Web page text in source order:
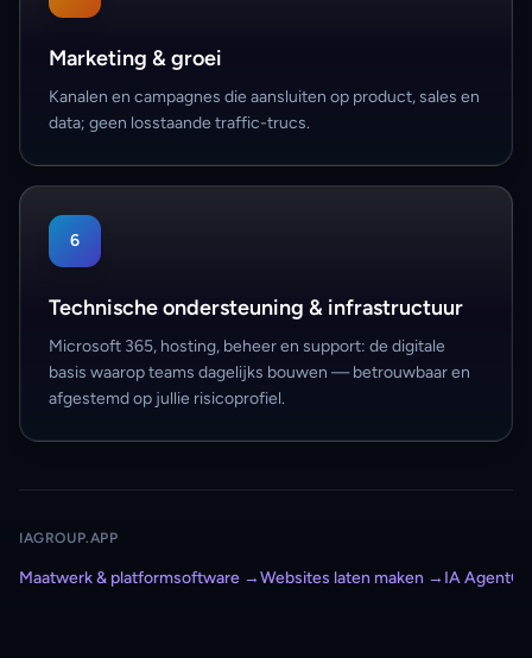
Marketing & groei
Kanalen en campagnes die aansluiten op product, sales en
data; geen losstaande traffic-trucs.
6
Technische ondersteuning & infrastructuur
Microsoft 365, hosting, beheer en support: de digitale
basis waarop teams dagelijks bouwen — betrouwbaar en
afgestemd op jullie risicoprofiel.
IAGROUP.APP
Maatwerk & platformsoftware →Websites laten maken → IA